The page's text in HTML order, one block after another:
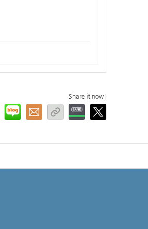
Share it now!